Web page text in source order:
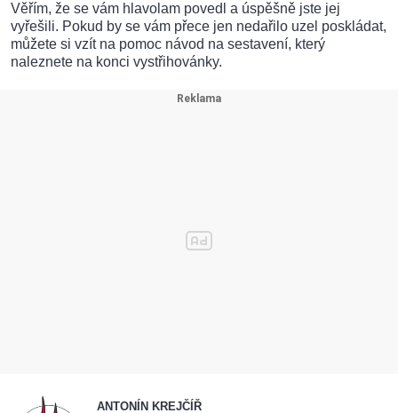
Věřím, že se vám hlavolam povedl a úspěšně jste jej
vyřešili. Pokud by se vám přece jen nedařilo uzel poskládat,
můžete si vzít na pomoc návod na sestavení, který
naleznete na konci vystřihovánky.
ANTONÍN KREJČÍŘ